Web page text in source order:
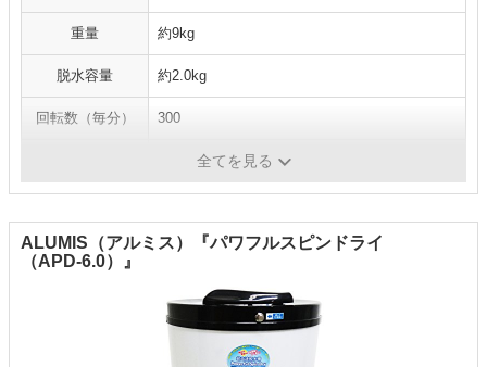
重量 約9kg
脱水容量 約2.0kg
回転数（毎分） 300
ステンレス全てを見る
ALUMIS（アルミス）『パワフルスピンドライ
（APD-6.0）』